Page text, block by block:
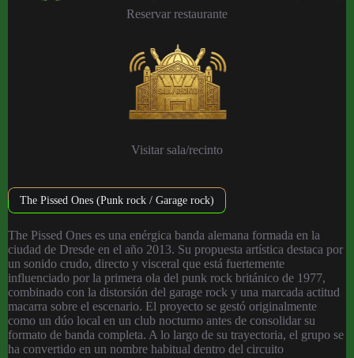
Reservar restaurante
Visitar sala/recinto
The Pissed Ones (Punk rock / Garage rock)
The Pissed Ones es una enérgica banda alemana formada en la
ciudad de Dresde en el año 2013. Su propuesta artística destaca por
un sonido crudo, directo y visceral que está fuertemente
influenciado por la primera ola del punk rock británico de 1977,
combinado con la distorsión del garage rock y una marcada actitud
macarra sobre el escenario. El proyecto se gestó originalmente
como un dúo local en un club nocturno antes de consolidar su
formato de banda completa. A lo largo de su trayectoria, el grupo se
ha convertido en un nombre habitual dentro del circuito